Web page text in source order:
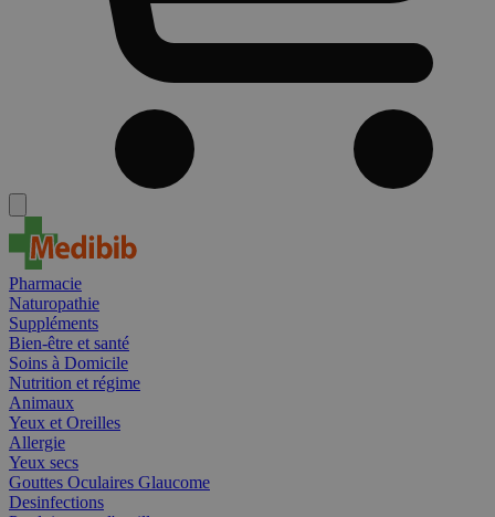
Pharmacie
Naturopathie
Suppléments
Bien-être et santé
Soins à Domicile
Nutrition et régime
Animaux
Yeux et Oreilles
Allergie
Yeux secs
Gouttes Oculaires Glaucome
Desinfections